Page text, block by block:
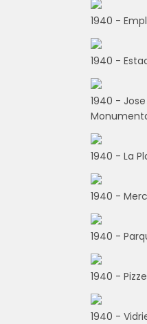
1940 -
1940 -
1940 -
1940 - La
1940 -
1940 -
1940 -
1940 -